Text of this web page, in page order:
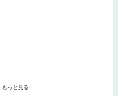
もっと見る